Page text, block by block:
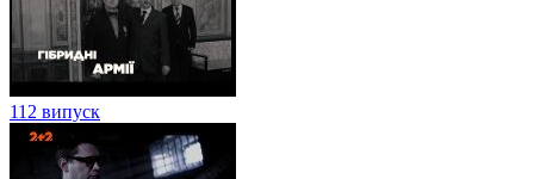
112 випуск